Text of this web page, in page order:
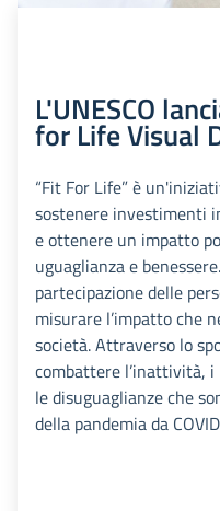
L'UNESCO
for Life Visual
“Fit For Life” è
sostenere investimenti
e ottenere un impatto
uguaglianza e
partecipazione delle
misurare l’impatto che
società. Attraverso lo
combattere l’inattività,
le disuguaglianze che
della pandemia da